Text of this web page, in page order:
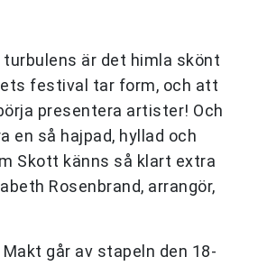
är det himla skönt
festival tar form, och att
presentera artister! Och
en så hajpad, hyllad och
Skott känns så klart extra
Rosenbrand, arrangör,
går av stapeln den 18-